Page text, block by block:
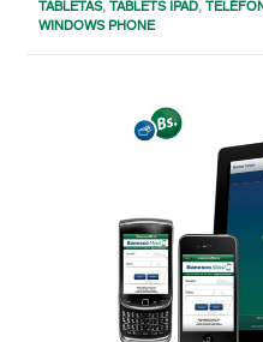
TABLETAS, TABLETS IPAD,
WINDOWS PHONE